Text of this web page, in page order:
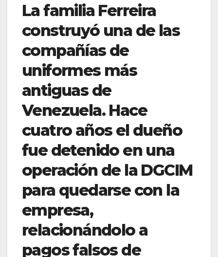
La familia Ferreira
construyó una de las
compañías de
uniformes más
antiguas de
Venezuela. Hace
cuatro años el dueño
fue detenido en una
operación de la DGCIM
para quedarse con la
empresa,
relacionándolo a
pagos falsos de